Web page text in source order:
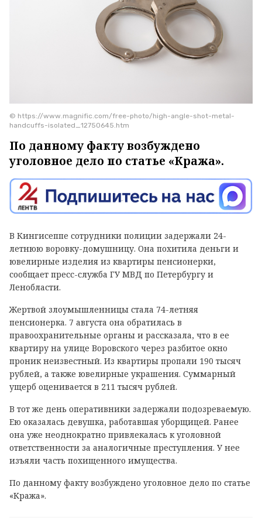
© https://www.magnific.com/free-photo/high-angle-shot-metal-
handcuffs-isolated_12750645.htm
По данному факту возбуждено
уголовное дело по статье «Кража».
В Кингисеппе сотрудники полиции задержали 24-
летнюю воровку-домушницу. Она похитила деньги и
ювелирные изделия из квартиры пенсионерки,
сообщает пресс-служба ГУ МВД по Петербургу и
Ленобласти.
Жертвой злоумышленницы стала 74-летняя
пенсионерка. 7 августа она обратилась в
правоохранительные органы и рассказала, что в ее
квартиру на улице Воровского через разбитое окно
проник неизвестный. Из квартиры пропали 190 тысяч
рублей, а также ювелирные украшения. Суммарный
ущерб оценивается в 211 тысяч рублей.
В тот же день оперативники задержали подозреваемую.
Ею оказалась девушка, работавшая уборщицей. Ранее
она уже неоднократно привлекалась к уголовной
ответственности за аналогичные преступления. У нее
изъяли часть похищенного имущества.
По данному факту возбуждено уголовное дело по статье
«Кража».